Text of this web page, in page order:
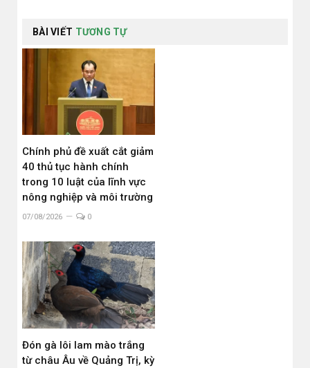
BÀI VIẾT TƯƠNG TỰ
Chính phủ đề xuất cắt giảm
40 thủ tục hành chính
trong 10 luật của lĩnh vực
nông nghiệp và môi trường
07/08/2026 0
Đón gà lôi lam mào trắng
từ châu Âu về Quảng Trị, kỳ